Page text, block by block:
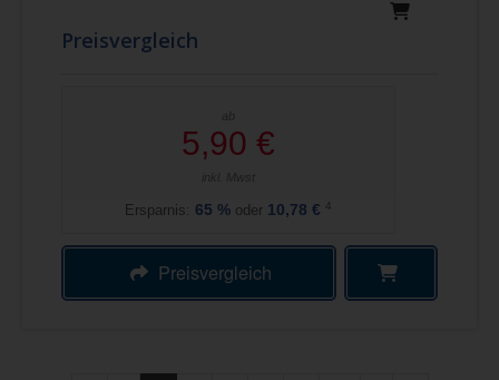
Preisvergleich
ab
5,90 €
inkl. Mwst
Ersparnis: 65 % oder 10,78 € 4
Preisvergleich